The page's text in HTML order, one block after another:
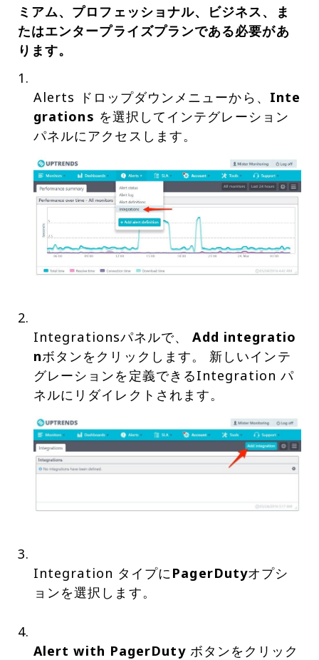
ミアム、プロフェッショナル、ビジネス、ま
たはエンタープライズプランである必要があ
ります。
Alerts ドロップダウンメニューから、 Inte
grations を選択してインテグレーション
Integrationsパネルで、Add integratio
nボタンをクリックします。 新しいインテ
グレーションを定義できるIntegration パ
Integration タイプにPagerDutyオプシ
ョンを選択します。
Alert with PagerDutyボタンをクリック